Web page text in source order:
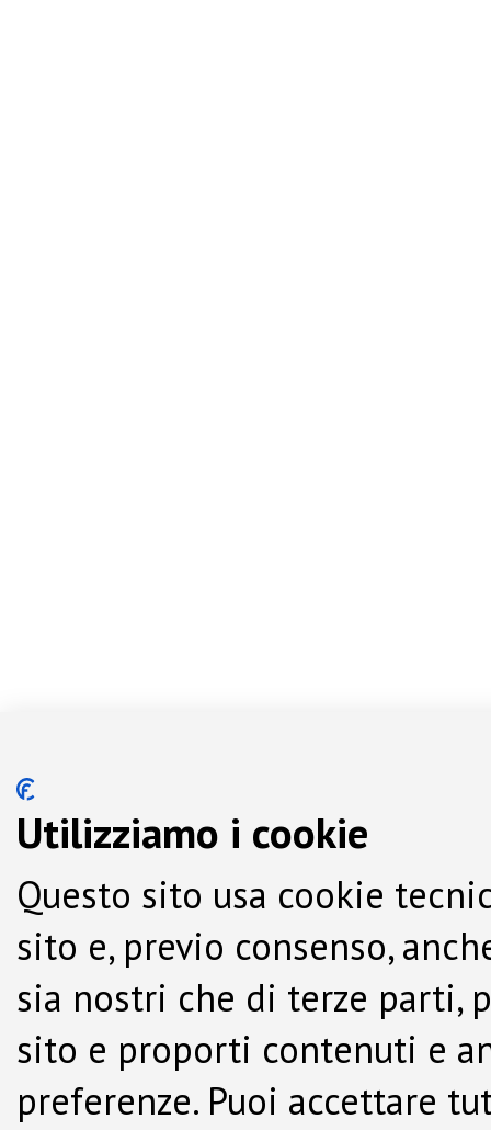
Utilizziamo i cookie
Questo sito usa cookie
sito e, previo consenso,
sia nostri che di terze parti,
sito e proporti contenuti e
preferenze. Puoi accettare